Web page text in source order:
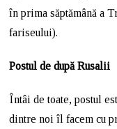
în prima săptămână a
fariseului).
Postul de după Rusalii
Întâi de toate, postul
dintre noi îl facem cu